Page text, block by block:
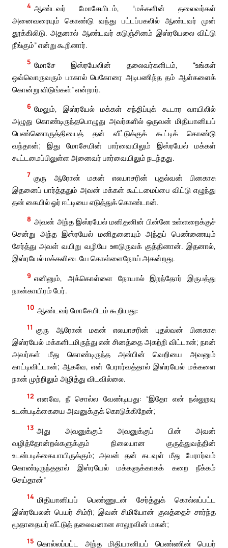
4 ஆண்டவர் மோசேயிடம், “மக்களின் தலைவர்கள்
அனைவரையும் கொண்டு வந்து பட்டப்பகலில் ஆண்டவர் முன்
தூக்கிலிடு. அதனால் ஆண்டவர் கடுஞ்சினம் இஸ்ரயேலை விட்டு
நீங்கும்” என்று கூறினார்.
5 மோசே இஸ்ரயேலின் தலைவர்களிடம், “உங்கள்
ஒவ்வொருவரும் பாகால் பெகோரை அடிபணிந்த தம் ஆள்களைக்
கொன்று விடுங்கள்” என்றார்.
6 மேலும், இஸ்ரயேல் மக்கள் சந்திப்புக் கூடார வாயிலில்
அழுது கொண்டிருந்தபொழுது அவர்களில் ஒருவன் மிதியானியப்
பெண்ணொருத்தியைத் தன் வீட்டுக்குக் கூட்டிக் கொண்டு
வந்தான்; இது மோசேயின் பார்வையிலும் இஸ்ரயேல் மக்கள்
கூட்டமைப்பிலுள்ள அனைவர் பார்வையிலும் நடந்தது.
7 குரு ஆரோன் மகன் எலயாசரின் புதல்வன் பினகாசு
இதனைப் பார்த்ததும் அவன் மக்கள் கூட்டமைப்பை விட்டு எழுந்து
தன் கையில் ஓர் ஈட்டியை எடுத்துக் கொண்டான்.
8 அவன் அந்த இஸ்ரயேல் மனிதனின் பின்னே உள்ளறைக்குச்
சென்று அந்த இஸ்ரயேல் மனிதனையும் அந்தப் பெண்ணையும்
சேர்த்து அவள் வயிறு வழியே ஊடுருவக் குத்தினான். இதனால்,
இஸ்ரயேல் மக்களிடையே கொள்ளைநோய் அகன்றது.
9 எனினும், அக்கொள்ளை நோயால் இறந்தோர் இருபத்து
நான்காயிரம் பேர்.
10 ஆண்டவர் மோசேயிடம் கூறியது:
11 குரு ஆரோன் மகன் எலயாசரின் புதல்வன் பினகாசு
இஸ்ரயேல் மக்களிடமிருந்து என் சினத்தை அகற்றி விட்டான்; நான்
அவர்கள் மீது கொண்டிருந்த அன்பின் வெறியை அவனும்
காட்டிவிட்டான்; ஆகவே, என் பேரார்வத்தால் இஸ்ரயேல் மக்களை
நான் முற்றிலும் அழித்து விடவில்லை.
12 எனவே, நீ சொல்ல வேண்டியது: “இதோ என் நல்லுறவு
உடன்படிக்கையை அவனுக்குக் கொடுக்கிறேன்;
13 அது அவனுக்கும் அவனுக்குப் பின் அவன்
வழித்தோன்றல்களுக்கும் நிலையான குருத்துவத்தின்
உடன்படிக்கையாயிருக்கும்; அவன் தன் கடவுள் மீது பேரார்வம்
கொண்டிருந்ததால் இஸ்ரயேல் மக்களுக்காகக் கறை நீக்கம்
செய்தான்”
14 மிதியானியப் பெண்ணுடன் சேர்த்துக் கொல்லப்பட்ட
இஸ்ரயேலன் பெயர் சிம்ரி; இவன் சிமியோன் குலத்தைச் சார்ந்த
மூதாதையர் வீட்டுத் தலைவனான சாலூவின் மகன்;
15 கொல்லப்பட்ட அந்த மிதியானியப் பெண்ணின் பெயர்